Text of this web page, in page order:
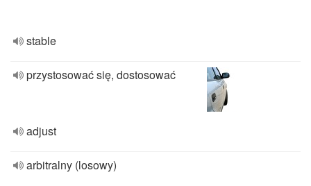
stable
przystosować się, dostosować
adjust
arbitralny (losowy)